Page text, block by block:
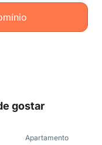
gostar
Apartamento